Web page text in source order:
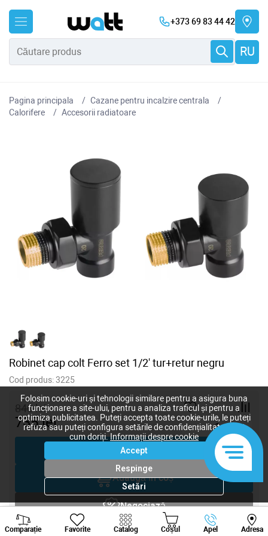
+373 69 83 44 42
RU
Pagina principala
Cazane pentru incalzire centrala
Сalorifere
Accesorii radiatoare
Robinet cap colt Ferro set 1/2' tur+retur negru
Cod produs:3225
840lei
735lei - +
Cumpără acum
Adaugă în coș
Negociază
Solicitare inginer
Comparație Favorite Catalog Coșul Apel Adresa
Viber Whatsapp
Folosim cookie-uri și tehnologii similare pentru a asigura buna
funcționare a site-ului, pentru a analiza traficul și pentru a
optimiza publicitatea. Puteți accepta toate cookie-urile, le puteți
refuza sau puteți configura setările de confidențialitate după
cum doriți.Informații despre cookie
Accept
Respinge
Setări